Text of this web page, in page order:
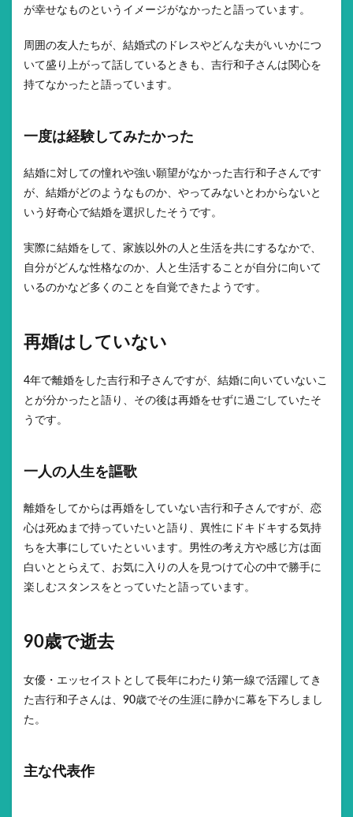
が幸せなものというイメージがなかったと語っています。
周囲の友人たちが、結婚式のドレスやどんな夫がいいかにつ
いて盛り上がって話しているときも、吉行和子さんは関心を
持てなかったと語っています。
一度は経験してみたかった
結婚に対しての憧れや強い願望がなかった吉行和子さんです
が、結婚がどのようなものか、やってみないとわからないと
いう好奇心で結婚を選択したそうです。
実際に結婚をして、家族以外の人と生活を共にするなかで、
自分がどんな性格なのか、人と生活することが自分に向いて
いるのかなど多くのことを自覚できたようです。
再婚はしていない
4年で離婚をした吉行和子さんですが、結婚に向いていないこ
とが分かったと語り、その後は再婚をせずに過ごしていたそ
うです。
一人の人生を謳歌
離婚をしてからは再婚をしていない吉行和子さんですが、恋
心は死ぬまで持っていたいと語り、異性にドキドキする気持
ちを大事にしていたといいます。男性の考え方や感じ方は面
白いととらえて、お気に入りの人を見つけて心の中で勝手に
楽しむスタンスをとっていたと語っています。
90歳で逝去
女優・エッセイストとして長年にわたり第一線で活躍してき
た吉行和子さんは、90歳でその生涯に静かに幕を下ろしまし
た。
主な代表作